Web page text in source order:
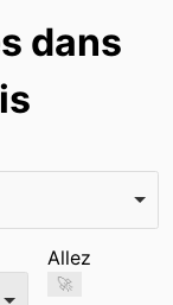
dans
Allez
🚀